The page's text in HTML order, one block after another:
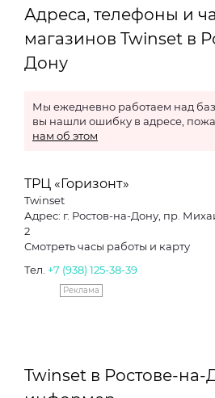
Адреса, телефоны и
магазинов Twinset в
Дону
Мы ежедневно работаем над
вы нашли ошибку в адресе,
нам об этом
ТРЦ «Горизонт»
Twinset
Адрес: г. Ростов-на-Дону, пр.
2
Смотреть часы работы и карту
Тел. +7 (938) 125-38-39
Реклама
Twinset в Ростове-на-